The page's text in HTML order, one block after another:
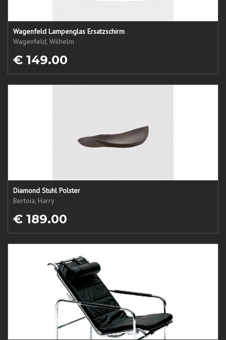
Wagenfeld Lampenglas Ersatzschirm
Wagenfeld, Wilhelm
€ 149.00
Diamond Stuhl Polster
Bertoia, Harry
€ 189.00